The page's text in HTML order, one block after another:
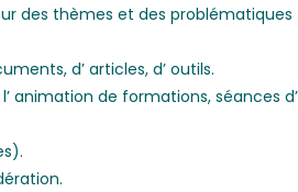
des thèmes et des problématiques
d’ articles, d’ outils.
animation de formations, séances